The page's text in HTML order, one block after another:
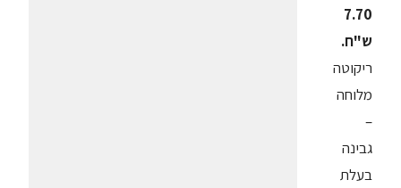
7.70
ש"ח.
ריקוטה
מלוחה
–
גבינה
בעלת